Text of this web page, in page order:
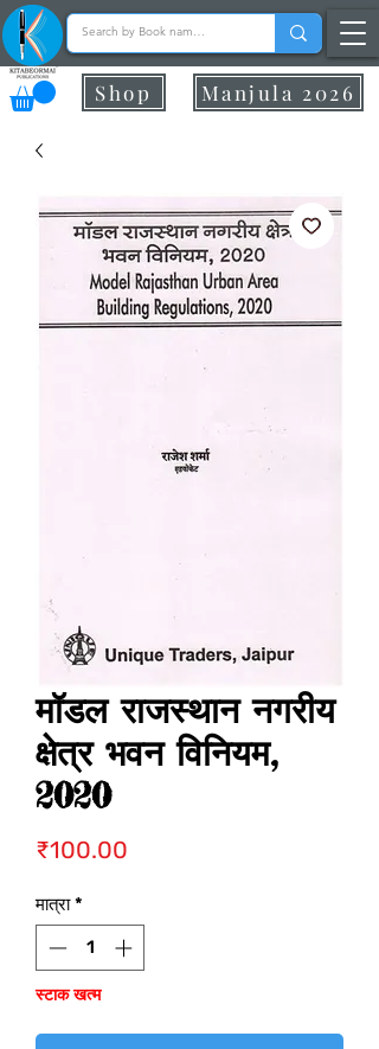
Manjula 2026
Shop
मॉडल राजस्थान नगरीय
क्षेत्र भवन विनियम,
2020
₹100.00
मात्रा *
स्टाक खत्म